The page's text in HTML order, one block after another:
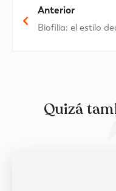
Anterior
Quizá